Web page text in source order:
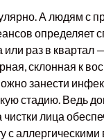
А людям с
определяет
или раз в
склонная к
занести
стадию. Ведь
лица
с